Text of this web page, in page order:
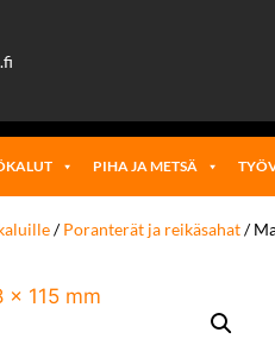
PIHA JA METSÄ
/Poranterät ja reikäsahat/